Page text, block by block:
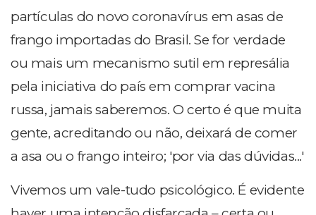
partículas do novo coronavírus em asas de
frango importadas do Brasil. Se for verdade
ou mais um mecanismo sutil em represália
pela iniciativa do país em comprar vacina
russa, jamais saberemos. O certo é que muita
gente, acreditando ou não, deixará de comer
a asa ou o frango inteiro; 'por via das dúvidas...'
Vivemos um vale-tudo psicológico. É evidente